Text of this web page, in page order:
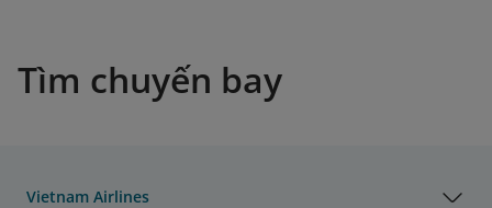
Tìm chuyến bay
Vietnam Airlines